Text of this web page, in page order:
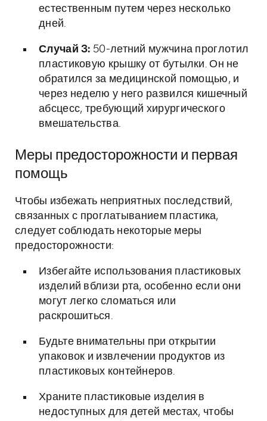
естественным путем через несколько
дней.
Случай 3: 50-летний мужчина проглотил
пластиковую крышку от бутылки. Он не
обратился за медицинской помощью, и
через неделю у него развился кишечный
абсцесс, требующий хирургического
вмешательства.
Меры предосторожности и первая
помощь
Чтобы избежать неприятных последствий,
связанных с проглатыванием пластика,
следует соблюдать некоторые меры
предосторожности:
Избегайте использования пластиковых
изделий вблизи рта, особенно если они
могут легко сломаться или
раскрошиться.
Будьте внимательны при открытии
упаковок и извлечении продуктов из
пластиковых контейнеров.
Храните пластиковые изделия в
недоступных для детей местах, чтобы